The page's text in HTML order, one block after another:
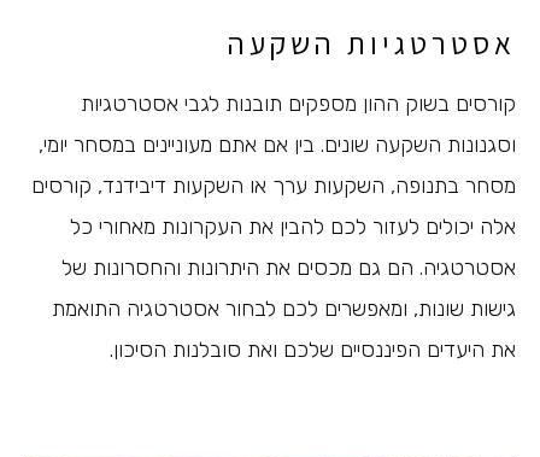
אסטרטגיות השקעה
קורסים בשוק ההון מספקים תובנות לגבי אסטרטגיות
וסגנונות השקעה שונים. בין אם אתם מעוניינים במסחר יומי,
מסחר בתנופה, השקעות ערך או השקעות דיבידנד, קורסים
אלה יכולים לעזור לכם להבין את העקרונות מאחורי כל
אסטרטגיה. הם גם מכסים את היתרונות והחסרונות של
גישות שונות, ומאפשרים לכם לבחור אסטרטגיה התואמת
את היעדים הפיננסיים שלכם ואת סובלנות הסיכון.